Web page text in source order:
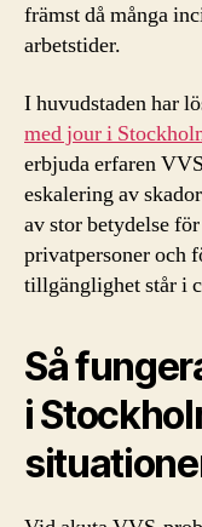
främst då många
arbetstider.
I huvudstaden har
med jour i
erbjuda erfaren
eskalering av
av stor betydelse
privatpersoner och
tillgänglighet står i
Så
i